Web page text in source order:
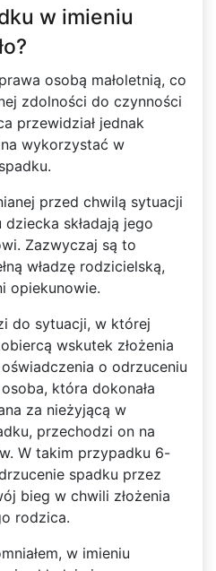
w imieniu
osobą małoletnią, co
zdolności do czynności
przewidział jednak
wykorzystać w
przed chwilą sytuacji
składają jego
Zazwyczaj są to
władzę rodzicielską,
opiekunowie.
do sytuacji, w której
wskutek złożenia
o odrzuceniu
która dokonała
za nieżyjącą w
przechodzi on na
W takim przypadku 6-
spadku przez
bieg w chwili złożenia
rodzica.
w imieniu